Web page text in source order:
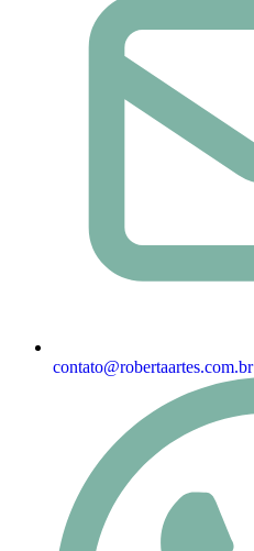
contato@robertaartes.com.br